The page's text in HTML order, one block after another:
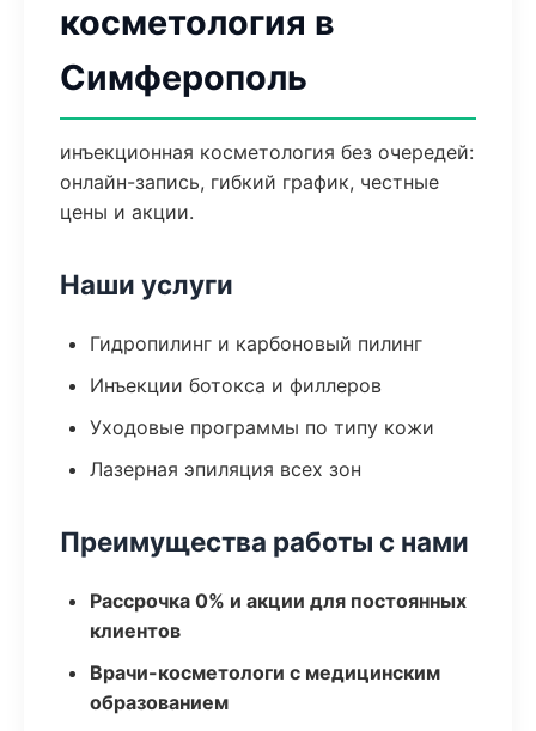
косметология в
Симферополь
инъекционная косметология без очередей:
онлайн-запись, гибкий график, честные
цены и акции.
Наши услуги
Гидропилинг и карбоновый пилинг
Инъекции ботокса и филлеров
Уходовые программы по типу кожи
Лазерная эпиляция всех зон
Преимущества работы с нами
Рассрочка 0% и акции для постоянных
клиентов
Врачи-косметологи с медицинским
образованием